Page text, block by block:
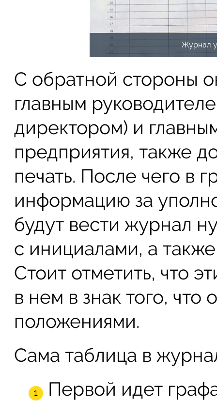
Журнал
С обратной стороны
главным
директором) и
предприятия, также
печать. После чего в
информацию за
будут вести журнал
с инициалами, а
Стоит отметить, что
в нем в знак того,
положениями.
Сама таблица в
Первой идет